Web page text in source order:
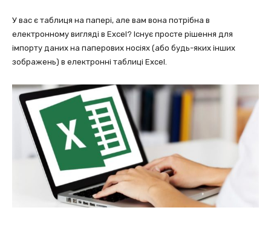
У вас є таблиця на папері, але вам вона потрібна в
електронному вигляді в Excel? Існує просте рішення для
імпорту даних на паперових носіях (або будь-яких інших
зображень) в електронні таблиці Excel.